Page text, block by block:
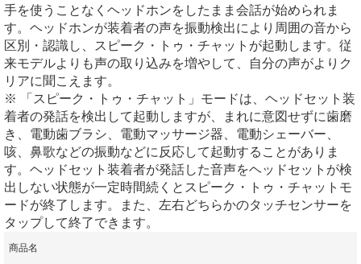
手を使うことなくヘッドホンをしたまま会話が始められま
す。ヘッドホンが装着者の声を振動検出により周囲の音から
区別・認識し、スピーク・トゥ・チャットが起動します。従
来モデルよりも声の取り込みを増やして、自分の声がよりク
リアに聞こえます。
※ 「スピーク・トゥ・チャット」モードは、ヘッドセット装
着者の発話を検出して起動しますが、まれに意図せずに歯磨
き、電動歯ブラシ、電動マッサージ器、電動シェーバー、
咳、鼻歌などの振動などに反応して起動することがありま
す。ヘッドセット装着者が発話した音声をヘッドセットが検
出しない状態が一定時間続くとスピーク・トゥ・チャットモ
ードが終了します。また、左右どちらかのタッチセンサーを
タップして終了できます。
商品名